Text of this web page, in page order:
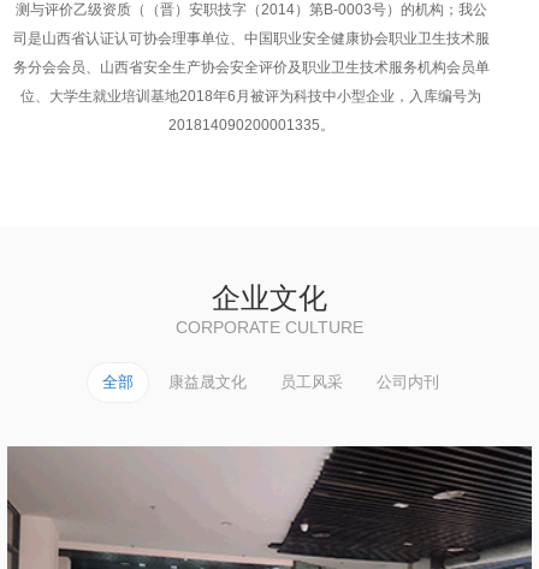
测与评价乙级资质（（晋）安职技字（2014）第B-0003号）的机构；我公
司是山西省认证认可协会理事单位、中国职业安全健康协会职业卫生技术服
务分会会员、山西省安全生产协会安全评价及职业卫生技术服务机构会员单
位、大学生就业培训基地2018年6月被评为科技中小型企业，入库编号为
201814090200001335。
企业文化
CORPORATE CULTURE
全部 康益晟文化 员工风采 公司内刊